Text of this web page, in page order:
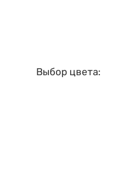
Выбор цвета: